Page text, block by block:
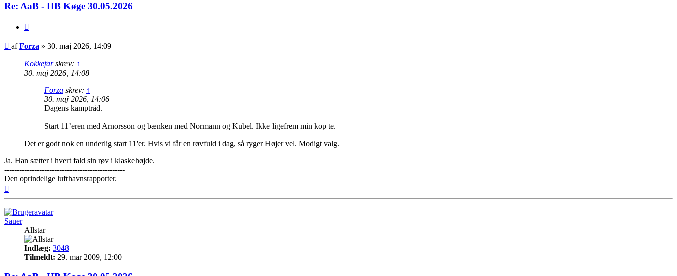
Re: AaB - HB Køge 30.05.2026
Indlæg
afForza » 30. maj 2026, 14:09
Kokkefarskrev: ↑
30. maj 2026, 14:08
Forza skrev: ↑
30. maj 2026, 14:06
Dagens kamptråd.
Start 11’eren med Arnorsson og bænken med Normann og Kubel. Ikke ligefrem min kop te.
Det er godt nok en underlig start 11'er. Hvis vi får en røvfuld i dag, så ryger Højer vel. Modigt valg.
Ja. Han sætter i hvert fald sin røv i klaskehøjde.
------------------------------------------------
Den oprindelige lufthavnsrapporter.
Sauer
Allstar
Indlæg: 3048
Tilmeldt: 29. mar 2009, 12:00